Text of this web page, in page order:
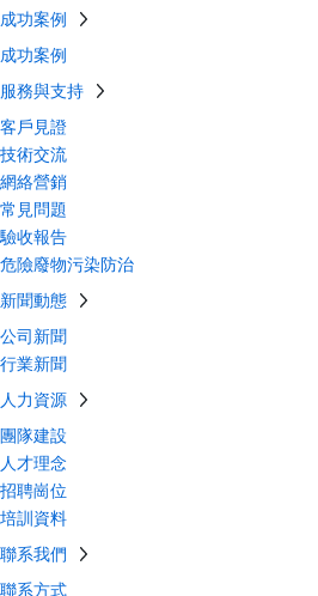
成功案例
成功案例
服務與支持
客戶見證
技術交流
網絡營銷
常見問題
驗收報告
危險廢物污染防治
新聞動態
公司新聞
行業新聞
人力資源
團隊建設
人才理念
招聘崗位
培訓資料
聯系我們
聯系方式